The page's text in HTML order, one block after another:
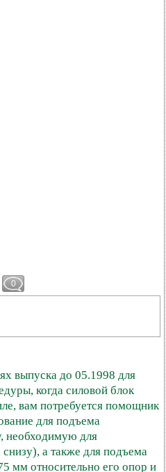
0
выпуска до 05.1998 для
когда силовой блок
вам потребуется помощник
для подъема
необходимую для
а также для подъема
мм относительно его опор и